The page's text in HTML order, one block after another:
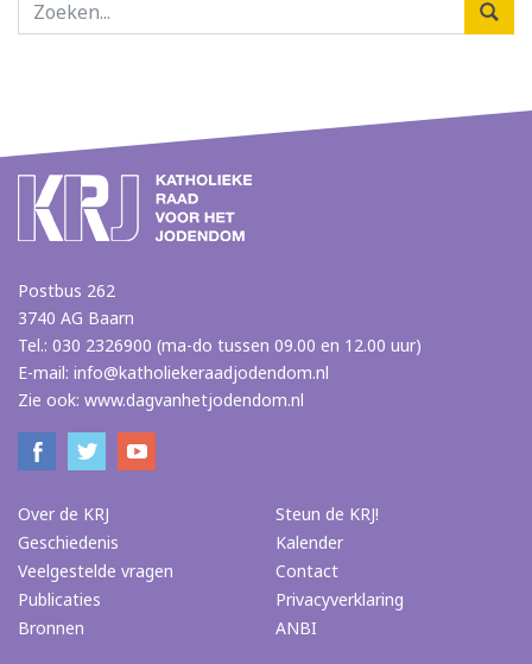
Postbus 262
3740 AG Baarn
Tel.: 030 2326900 (ma-do tussen 09.00 en 12.00 uur)
E-mail: info@katholiekeraadjodendom.nl
Zie ook: www.dagvanhetjodendom.nl
Over de KRJ
Geschiedenis
Veelgestelde vragen
Publicaties
Bronnen
Steun de KRJ!
Kalender
Contact
Privacyverklaring
ANBI